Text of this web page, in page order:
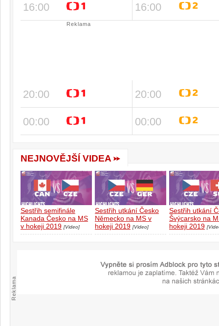
16:00 16:00
Reklama
20:00 20:00
00:00 00:00
NEJNOVĚJŠÍ VIDEA
Sestřih semifinále
Kanada Česko na MS
v hokeji 2019 [Video]
Sestřih utkání Česko
Německo na MS v
hokeji 2019 [Video]
Sestřih utkání
Švýcarsko na
hokeji 2019
Reklama